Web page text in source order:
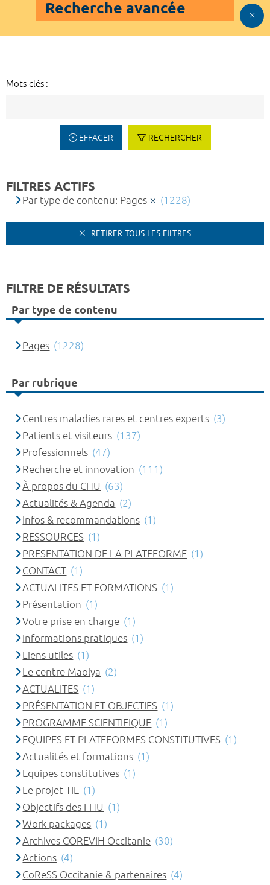
Recherche avancée
Mots-clés :
EFFACER RECHERCHER
FILTRES ACTIFS
Par type de contenu: Pages (1228)
RETIRER TOUS LES FILTRES
FILTRE DE RÉSULTATS
Par type de contenu
Pages (1228)
Par rubrique
Centres maladies rares et centres experts (3)
Patients et visiteurs (137)
Professionnels (47)
Recherche et innovation (111)
À propos du CHU (63)
Actualités & Agenda (2)
Infos & recommandations (1)
RESSOURCES (1)
PRESENTATION DE LA PLATEFORME (1)
CONTACT (1)
ACTUALITES ET FORMATIONS (1)
Présentation (1)
Votre prise en charge (1)
Informations pratiques (1)
Liens utiles (1)
Le centre Maolya (2)
ACTUALITES (1)
PRÉSENTATION ET OBJECTIFS (1)
PROGRAMME SCIENTIFIQUE (1)
EQUIPES ET PLATEFORMES CONSTITUTIVES (1)
Actualités et formations (1)
Equipes constitutives (1)
Le projet TIE (1)
Objectifs des FHU (1)
Work packages (1)
Archives COREVIH Occitanie (30)
Actions (4)
CoReSS Occitanie & partenaires (4)